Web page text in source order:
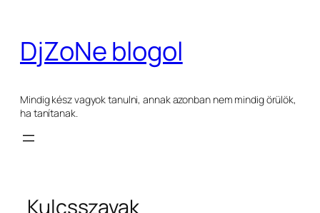
tartalomhoz
DjZoNe blogol
Mindig kész vagyok tanulni, annak azonban nem mindig örülök,
ha tanítanak.
Kulcsszavak